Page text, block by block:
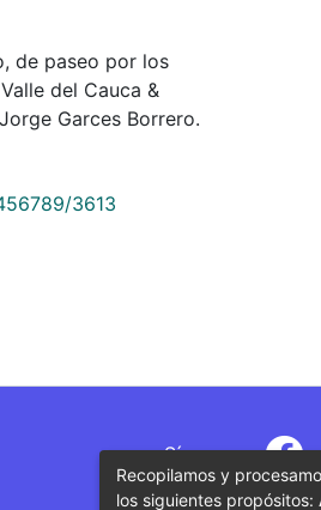
de paseo por los
del Cauca &
Garces Borrero.
3613
Síguenos
Recopilamos y
los siguientes propósitos: